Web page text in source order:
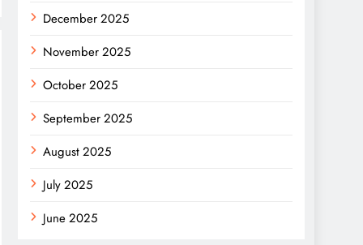
December 2025
November 2025
October 2025
September 2025
August 2025
July 2025
June 2025